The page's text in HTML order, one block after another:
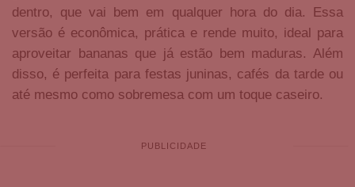
dentro, que vai bem em qualquer hora do dia. Essa
versão é econômica, prática e rende muito, ideal para
aproveitar bananas que já estão bem maduras. Além
disso, é perfeita para festas juninas, cafés da tarde ou
até mesmo como sobremesa com um toque caseiro.